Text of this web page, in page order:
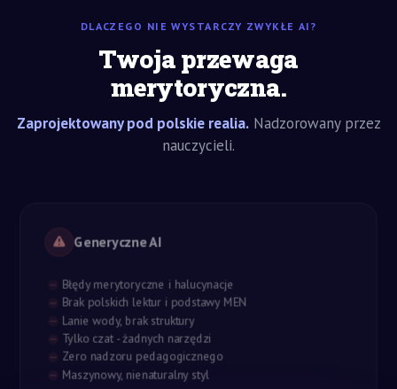
DLACZEGO NIE WYSTARCZY ZWYKŁE AI?
Twoja przewaga
merytoryczna.
Zaprojektowany pod polskie realia.Nadzorowany przez
nauczycieli.
Generyczne AI
Błędy merytoryczne i halucynacje
Brak polskich lektur i podstawy MEN
Lanie wody, brak struktury
Tylko czat - żadnych narzędzi
Zero nadzoru pedagogicznego
Maszynowy, nienaturalny styl